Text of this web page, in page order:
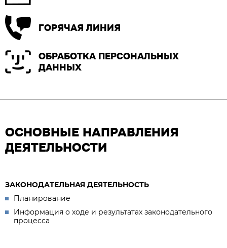
ГОРЯЧАЯ ЛИНИЯ
ОБРАБОТКА ПЕРСОНАЛЬНЫХ
ДАННЫХ
ОСНОВНЫЕ НАПРАВЛЕНИЯ
ДЕЯТЕЛЬНОСТИ
ЗАКОНОДАТЕЛЬНАЯ ДЕЯТЕЛЬНОСТЬ
Планирование
Информация о ходе и результатах законодательного
процесса